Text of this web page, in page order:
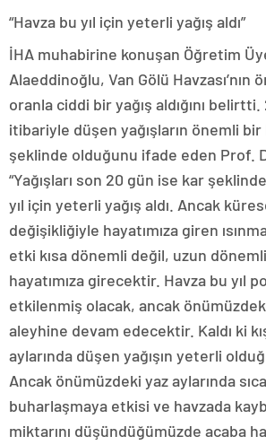
“Havza bu yıl için yeterli yağış aldı”
İHA muhabirine konuşan Öğretim
Alaeddinoğlu, Van Gölü Havzası’nın
oranla ciddi bir yağış aldığını belirtti.
itibariyle düşen yağışların önemli bir
şeklinde olduğunu ifade eden Prof.
“Yağışları son 20 gün ise kar
yıl için yeterli yağış aldı. Ancak
değişikliğiyle hayatımıza giren
etki kısa dönemli değil, uzun
hayatımıza girecektir. Havza bu yıl
etkilenmiş olacak, ancak
aleyhine devam edecektir. Kaldı ki
aylarında düşen yağışın yeterli
Ancak önümüzdeki yaz aylarında
buharlaşmaya etkisi ve havzada
miktarını düşündüğümüzde acaba